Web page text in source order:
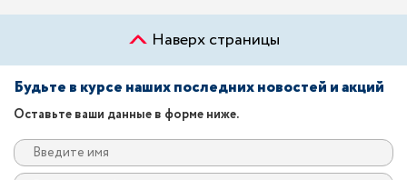
Наверх страницы
Будьте в курсе наших последних новостей и акций
Оставьте ваши данные в форме ниже.